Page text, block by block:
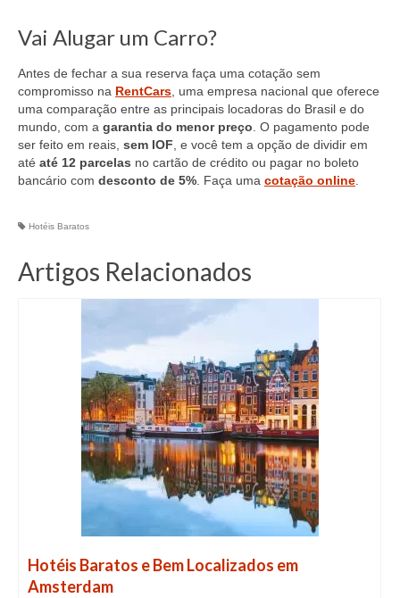
Vai Alugar um Carro?
Antes de fechar a sua reserva faça uma cotação sem
compromisso na RentCars, uma empresa nacional que oferece
uma comparação entre as principais locadoras do Brasil e do
mundo, com a garantia do menor preço. O pagamento pode
ser feito em reais, sem IOF, e você tem a opção de dividir em
até até 12 parcelas no cartão de crédito ou pagar no boleto
bancário com desconto de 5%. Faça uma cotação online.
Hotéis Baratos
Artigos Relacionados
Hotéis Baratos e Bem Localizados em
Amsterdam